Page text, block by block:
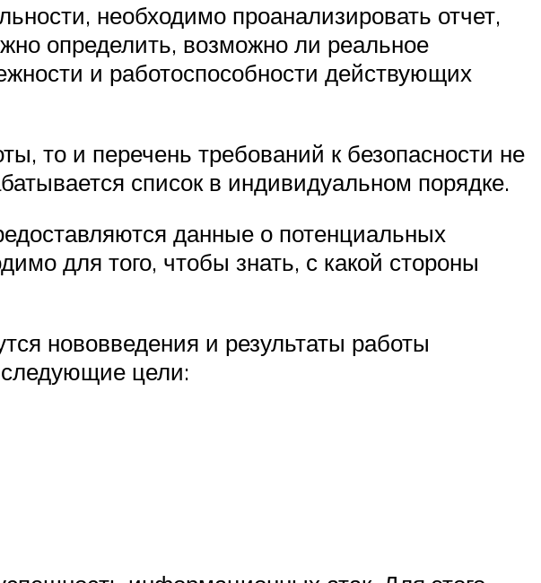
необходимо проанализировать отчет,
определить, возможно ли реальное
и работоспособности действующих
то и перечень требований к безопасности не
список в индивидуальном порядке.
данные о потенциальных
для того, чтобы знать, с какой стороны
нововведения и результаты работы
следующие цели: